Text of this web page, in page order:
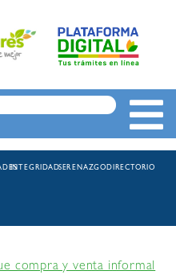
INTEGRIDADSERENAZGODIRECTORIO
compra y venta informal